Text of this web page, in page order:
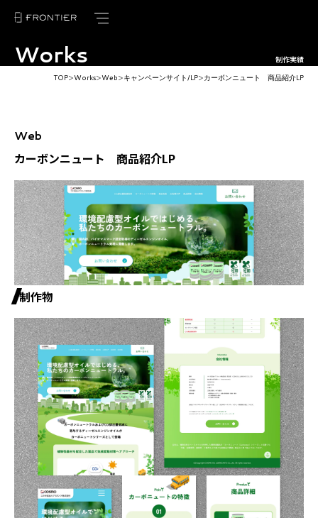
トップページ
フロンティアの強み
制作実績
お客様の声
ブログ
ニュース
会社概要
パートナー募集
プライバシーポリシー
お問い合わせ
資料請求
Works 制作実績
TOP＞Works＞Web＞キャンペーンサイト/LP＞カーボンニュート 商品紹介LP
Web
カーボンニュート 商品紹介LP
制作物